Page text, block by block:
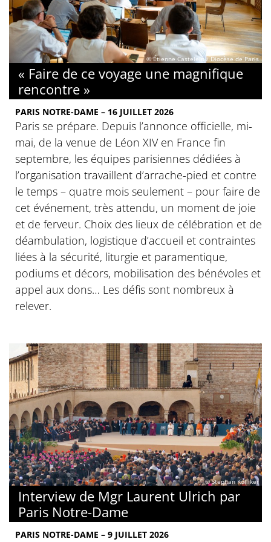
© Étienne Castelein / Diocèse de Paris
« Faire de ce voyage une magnifique
rencontre »
PARIS NOTRE-DAME – 16 JUILLET 2026
Paris se prépare. Depuis l’annonce officielle, mi-
mai, de la venue de Léon XIV en France fin
septembre, les équipes parisiennes dédiées à
l’organisation travaillent d’arrache-pied et contre
le temps – quatre mois seulement – pour faire de
cet événement, très attendu, un moment de joie
et de ferveur. Choix des lieux de célébration et de
déambulation, logistique d’accueil et contraintes
liées à la sécurité, liturgie et paramentique,
podiums et décors, mobilisation des bénévoles et
appel aux dons… Les défis sont nombreux à
relever.
© Stephan Kölliker
Interview de Mgr Laurent Ulrich par
Paris Notre-Dame
PARIS NOTRE-DAME – 9 JUILLET 2026